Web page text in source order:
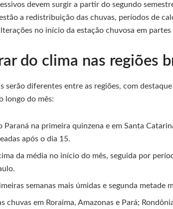
devem surgir a partir do segundo
a redistribuição das chuvas, períodos de
no início da estação chuvosa em partes
do clima nas regiões
serão diferentes entre as regiões, com
longo do mês:
Paraná na primeira quinzena e em Santa
após o dia 15.
da média no início do mês, seguida por
semanas mais úmidas e segunda metade
chuvas em Roraima, Amazonas e Pará;